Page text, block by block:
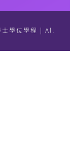
學位學程 | All